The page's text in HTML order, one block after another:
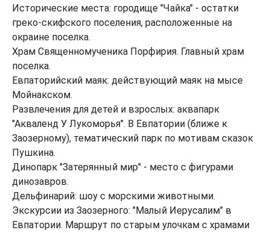
Исторические места: городище "Чайка" - остатки
греко-скифского поселения, расположенные на
окраине поселка.
Храм Священномученика Порфирия. Главный храм
поселка.
Евпаторийский маяк: действующий маяк на мысе
Мойнакском.
Развлечения для детей и взрослых: аквапарк
"Акваленд У Лукоморья". В Евпатории (ближе к
Заозерному), тематический парк по мотивам сказок
Пушкина.
Динопарк "Затерянный мир" - место с фигурами
динозавров.
Дельфинарий: шоу с морскими животными.
Экскурсии из Заозерного: "Малый Иерусалим" в
Евпатории. Маршрут по старым улочкам с храмами